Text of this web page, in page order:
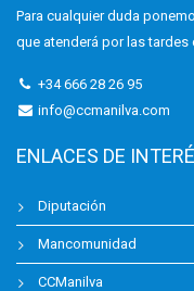
Para cualquier duda
que atenderá por las
+34 666 28 26 95
info@ccmanilva.com
ENLACES DE
Diputación
Mancomunidad
CCManilva